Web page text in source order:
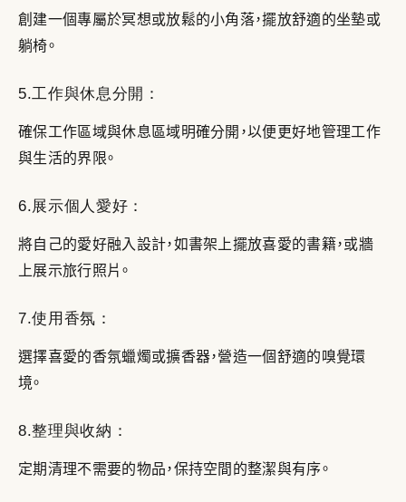
創建一個專屬於冥想或放鬆的小角落，擺放舒適的坐墊或
躺椅。
5.工作與休息分開：
確保工作區域與休息區域明確分開，以便更好地管理工作
與生活的界限。
6.展示個人愛好：
將自己的愛好融入設計，如書架上擺放喜愛的書籍，或牆
上展示旅行照片。
7.使用香氛：
選擇喜愛的香氛蠟燭或擴香器，營造一個舒適的嗅覺環
境。
8.整理與收納：
定期清理不需要的物品，保持空間的整潔與有序。